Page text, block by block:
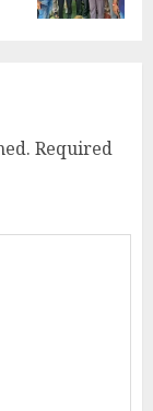
Required